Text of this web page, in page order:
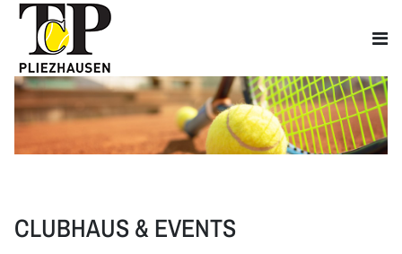
CLUBHAUS & EVENTS